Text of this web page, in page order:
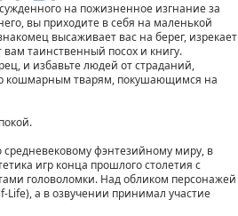
на пожизненное изгнание за
вы приходите в себя на маленькой
высаживает вас на берег, изрекает
таинственный посох и книгу.
и избавьте людей от страданий,
кошмарным тварям, покушающимся на
средневековому фэнтезийному миру, в
игр конца прошлого столетия с
головоломки. Над обликом персонажей
Life), а в озвучении принимал участие